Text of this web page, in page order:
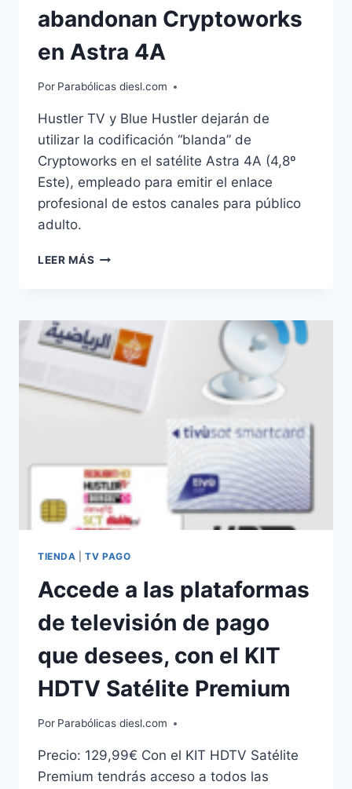
abandonan Cryptoworks
en Astra 4A
Por Parabólicas diesl.com
Hustler TV y Blue Hustler dejarán de
utilizar la codificación “blanda” de
Cryptoworks en el satélite Astra 4A (4,8º
Este), empleado para emitir el enlace
profesional de estos canales para público
adulto.
LEER MÁS HUSTLER
HUSTLER
ABANDONAN
CRYPTOWORKS
4A
TIENDA |TV PAGO
Accede a las plataformas
de televisión de pago
que desees, con el KIT
HDTV Satélite Premium
Por Parabólicas diesl.com
Precio: 129,99€ Con el KIT HDTV Satélite
Premium tendrás acceso a todos las